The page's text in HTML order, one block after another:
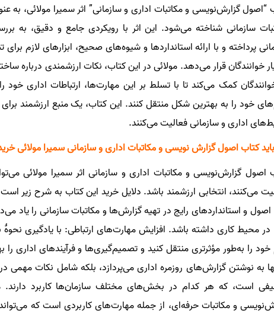
“اصول گزارش‌نویسی و مکاتبات اداری و سازمانی” اثر سمیرا مولائی، به
سازمانی شناخته می‌شود. این اثر با رویکردی جامع و دقیق، به
پرداخته و با ارائه استانداردها و شیوه‌های صحیح، ابزارهای لازم
خوانندگان قرار می‌دهد. مولائی در این کتاب، نکات ارزشمندی درباره
کمک می‌کند تا با تسلط بر این مهارت‌ها، ارتباطات اداری خود
خود را به بهترین شکل منتقل کنند. این کتاب، یک منبع ارزشمند
اداری و سازمانی فعالیت می‌کنند.
کتاب اصول گزارش نویسی و مکاتبات اداری و سازمانی سمیرا مولائی
اصول گزارش‌نویسی و مکاتبات اداری و سازمانی اثر سمیرا مولائی
می‌کنند، انتخابی ارزشمند باشد. دلایل خرید این کتاب به شرح زیر
و استانداردهای رایج در تهیه گزارش‌ها و مکاتبات سازمانی را یاد
محیط کاری داشته باشد. افزایش مهارت‌های ارتباطی: با یادگیری
خود را به‌طور مؤثرتری منتقل کنید و تصمیم‌گیری‌ها و فرآیندهای
به نوشتن گزارش‌های روزمره اداری می‌پردازد، بلکه شامل نکات مهمی
است، که هر کدام در بخش‌های مختلف سازمان‌ها کاربرد
و مکاتبات حرفه‌ای، از جمله مهارت‌های کاربردی است که